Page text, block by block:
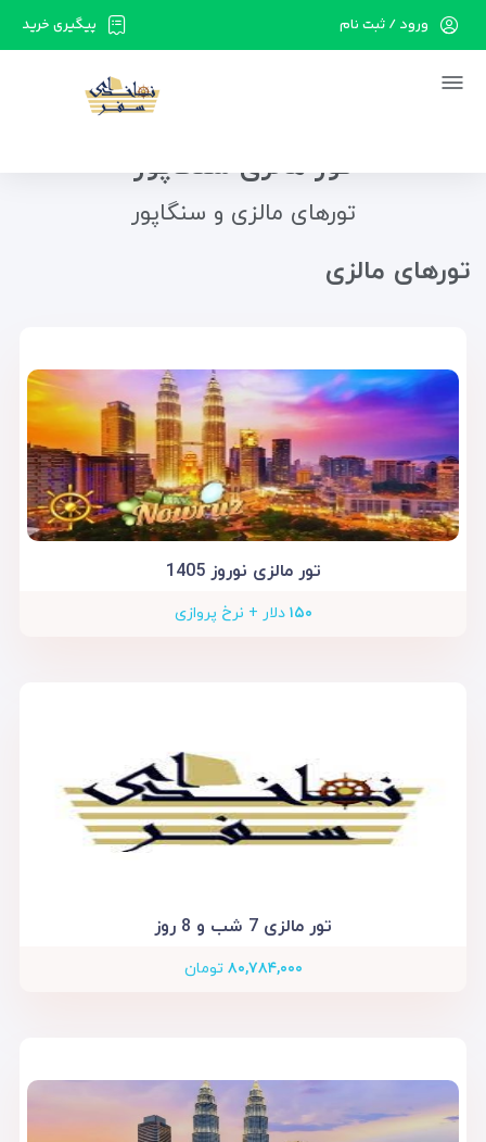
در حال حاضر ارتباط با سرور قطع می باشد لطفا
پیگیری خرید ورود / ثبت نام
تور مالزی سنگاپور
تورهای مالزی و سنگاپور
تور‌های مالزی
تور مالزی نوروز 1405
۱۵۰ دلار + نرخ پروازی
تور مالزی 7 شب و 8 روز
۸۰,۷۸۴,۰۰۰ تومان